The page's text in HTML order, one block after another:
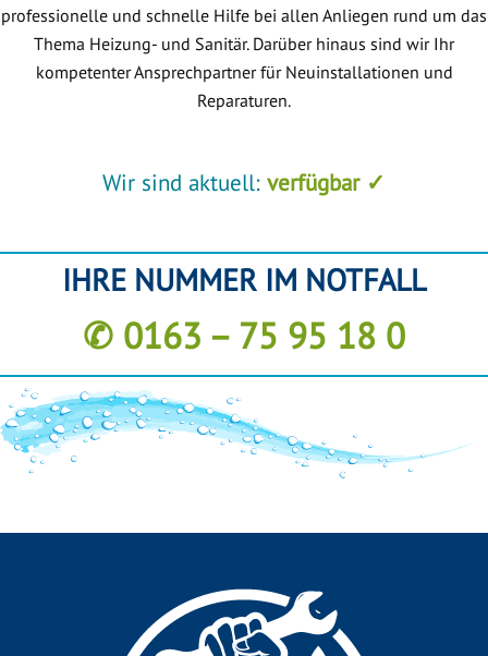
professionelle und schnelle Hilfe bei allen Anliegen rund um das
Thema Heizung- und Sanitär. Darüber hinaus sind wir Ihr
kompetenter Ansprechpartner für Neuinstallationen und
Reparaturen.
Wir sind aktuell: verfügbar ✓
IHRE NUMMER IM NOTFALL
✆ 0163 – 75 95 18 0